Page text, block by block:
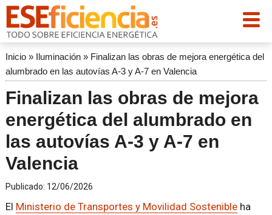
Inicio» Iluminación» Finalizan las obras de mejora energética del
alumbrado en las autovías A-3 y A-7 en Valencia
Finalizan las obras de mejora
energética del alumbrado en
las autovías A-3 y A-7 en
Valencia
Publicado: 12/06/2026
El Ministerio de Transportes y Movilidad Sostenibleha